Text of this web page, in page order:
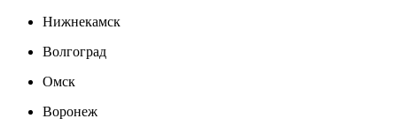
Нижнекамск
Волгоград
Омск
Воронеж